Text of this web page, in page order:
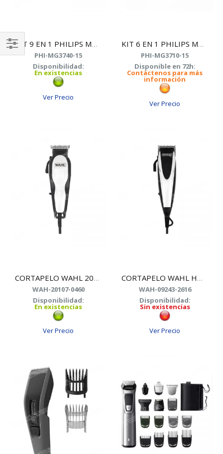
KIT 9 EN 1 PHILIPS MG3740/15 MULTIGROOM
PHI-MG3740-15
Disponibilidad:
En existencias
Ver Precio
KIT 6 EN 1 PHILIPS MG3710/15
PHI-MG3710-15
Disponible en 72h:
Contáctenos para más
información
Ver Precio
CORTAPELO WAHL 20107-0460 5 PEINES GUIA
WAH-20107-0460
Disponibilidad:
En existencias
Ver Precio
CORTAPELO WAHL HOME PRO 09243-2616
WAH-09243-2616
Disponibilidad:
Sin existencias
Ver Precio
Shop